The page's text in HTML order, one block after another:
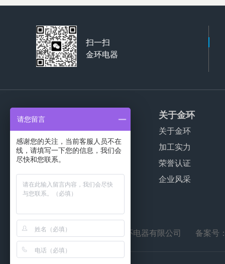
扫一扫
金环电器
产品服务
家用干衣机代工
商用干衣机代工
波轮洗衣机代工
关于金环
关于金环
加工实力
荣誉认证
企业风采
© 2021-2038 江门市金环电器有限公司 备案号
请您留言
感谢您的关注，当前客服人员不在
线，请填写一下您的信息，我们会
尽快和您联系。